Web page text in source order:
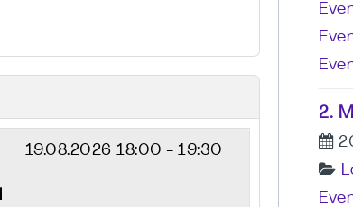
19.08.202618:00 - 19:30
2.